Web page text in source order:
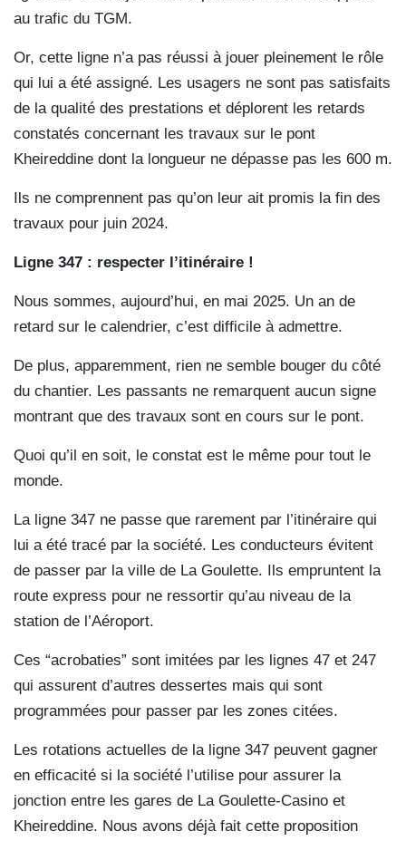
au trafic du TGM.
Or, cette ligne n’a pas réussi à jouer pleinement le rôle
qui lui a été assigné. Les usagers ne sont pas satisfaits
de la qualité des prestations et déplorent les retards
constatés concernant les travaux sur le pont
Kheireddine dont la longueur ne dépasse pas les 600 m.
Ils ne comprennent pas qu’on leur ait promis la fin des
travaux pour juin 2024.
Ligne 347 : respecter l’itinéraire !
Nous sommes, aujourd’hui, en mai 2025. Un an de
retard sur le calendrier, c’est difficile à admettre.
De plus, apparemment, rien ne semble bouger du côté
du chantier. Les passants ne remarquent aucun signe
montrant que des travaux sont en cours sur le pont.
Quoi qu’il en soit, le constat est le même pour tout le
monde.
La ligne 347 ne passe que rarement par l’itinéraire qui
lui a été tracé par la société. Les conducteurs évitent
de passer par la ville de La Goulette. Ils empruntent la
route express pour ne ressortir qu’au niveau de la
station de l’Aéroport.
Ces “acrobaties” sont imitées par les lignes 47 et 247
qui assurent d’autres dessertes mais qui sont
programmées pour passer par les zones citées.
Les rotations actuelles de la ligne 347 peuvent gagner
en efficacité si la société l’utilise pour assurer la
jonction entre les gares de La Goulette-Casino et
Kheireddine. Nous avons déjà fait cette proposition